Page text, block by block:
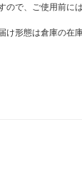
で、ご使用前に
形態は倉庫の在